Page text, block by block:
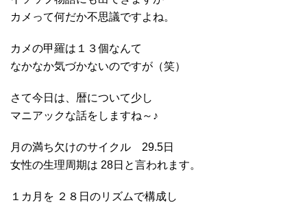
カメって何だか不思議ですよね。
カメの甲羅は１３個なんて
なかなか気づかないのですが（笑）
さて今日は、暦について少し
マニアックな話をしますね～♪
月の満ち欠けのサイクル 29.5日
女性の生理周期は 28日と言われます。
１カ月を ２８日のリズムで構成し